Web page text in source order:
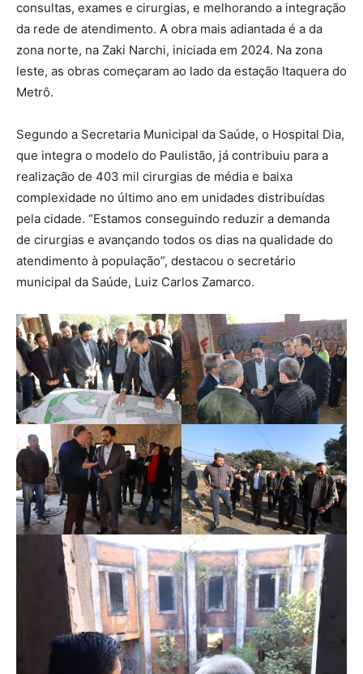
consultas, exames e cirurgias, e melhorando a integração
da rede de atendimento. A obra mais adiantada é a da
zona norte, na Zaki Narchi, iniciada em 2024. Na zona
leste, as obras começaram ao lado da estação Itaquera do
Metrô.
Segundo a Secretaria Municipal da Saúde, o Hospital Dia,
que integra o modelo do Paulistão, já contribuiu para a
realização de 403 mil cirurgias de média e baixa
complexidade no último ano em unidades distribuídas
pela cidade. “Estamos conseguindo reduzir a demanda
de cirurgias e avançando todos os dias na qualidade do
atendimento à população”, destacou o secretário
municipal da Saúde, Luiz Carlos Zamarco.